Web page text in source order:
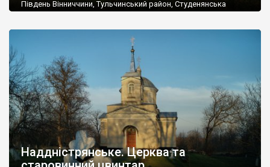
Південь Вінниччини, Тульчинський район, Студенянська
старовинний цвинтар із кам’яними хрестами. Всі епітафії, які
збереглися, написані кирилицею, церковнослов’янською
мовою. За всіма традиційними ознаками – цвинтар
український. Хрести датуються 19 століттям. У 1924-1940
роках Болган […]
Наддністрянське. Церква та